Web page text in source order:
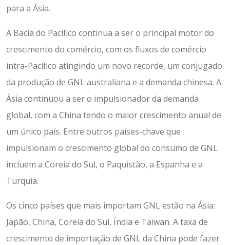
para a Ásia.
A Bacia do Pacífico continua a ser o principal motor do
crescimento do comércio, com os fluxos de comércio
intra-Pacífico atingindo um novo recorde, um conjugado
da produção de GNL australiana e a demanda chinesa. A
Ásia continuou a ser o impulsionador da demanda
global, com a China tendo o maior crescimento anual de
um único país. Entre outros países-chave que
impulsionam o crescimento global do consumo de GNL
incluem a Coreia do Sul, o Paquistão, a Espanha e a
Turquia.
Os cinco países que mais importam GNL estão na Ásia:
Japão, China, Coreia do Sul, Índia e Taiwan. A taxa de
crescimento de importação de GNL da China pode fazer